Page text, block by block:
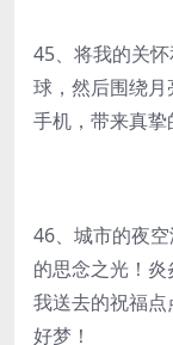
45、将我的关
球，然后围绕
手机，带来真挚
46、城市的夜
的思念之光！
我送去的祝福
好梦！